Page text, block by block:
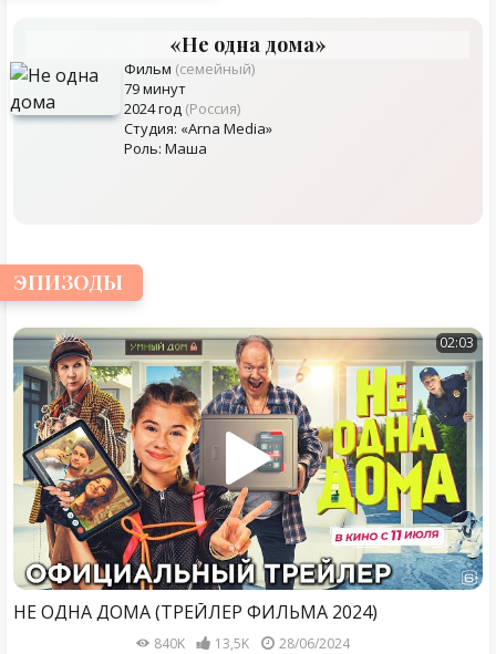
«Не одна дома»
Фильм (семейный)
79 минут
2024 год (Россия)
Студия: «Arna Media»
Роль: Маша
ЭПИЗОДЫ
02:03
НЕ ОДНА ДОМА (ТРЕЙЛЕР ФИЛЬМА 2024)
840K 13,5K 28/06/2024